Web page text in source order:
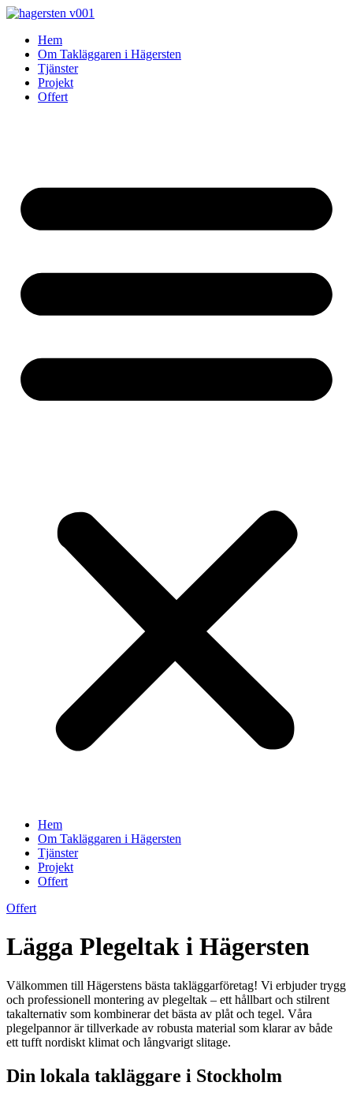
Skip
contentHem
Om Takläggaren i Hägersten
Tjänster
Projekt
Offert
Hem
Om Takläggaren i Hägersten
Tjänster
Projekt
Offert
Offert
Lägga Plegeltak i Hägersten
Välkommen till Hägerstens bästa takläggarföretag! Vi erbjuder trygg
och professionell montering av plegeltak – ett hållbart och stilrent
takalternativ som kombinerar det bästa av plåt och tegel. Våra
plegelpannor är tillverkade av robusta material som klarar av både
ett tufft nordiskt klimat och långvarigt slitage.
Din lokala takläggare i Stockholm